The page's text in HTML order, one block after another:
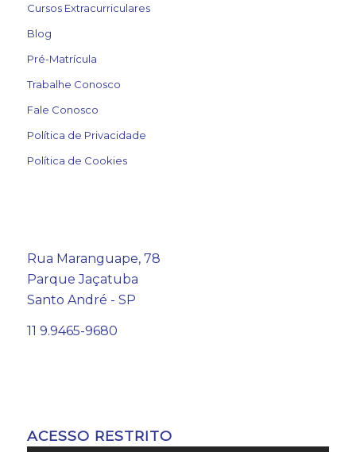
Cursos Extracurriculares
Blog
Pré-Matrícula
Trabalhe Conosco
Fale Conosco
Política de Privacidade
Política de Cookies
Rua Maranguape, 78
Parque Jaçatuba
Santo André - SP
11 9.9465-9680
ACESSO RESTRITO